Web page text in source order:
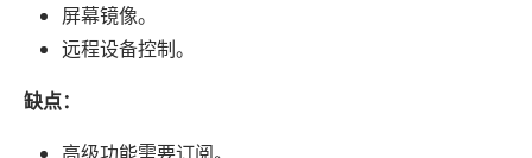
屏幕镜像。
远程设备控制。
缺点：